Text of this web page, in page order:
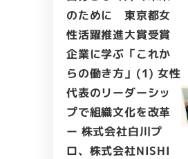
のために 東京都女
性活躍推進大賞受賞
企業に学ぶ「これか
らの働き方」(1) 女性
代表のリーダーシッ
プで組織文化を改革
ー 株式会社白川プ
ロ、株式会社NISHI